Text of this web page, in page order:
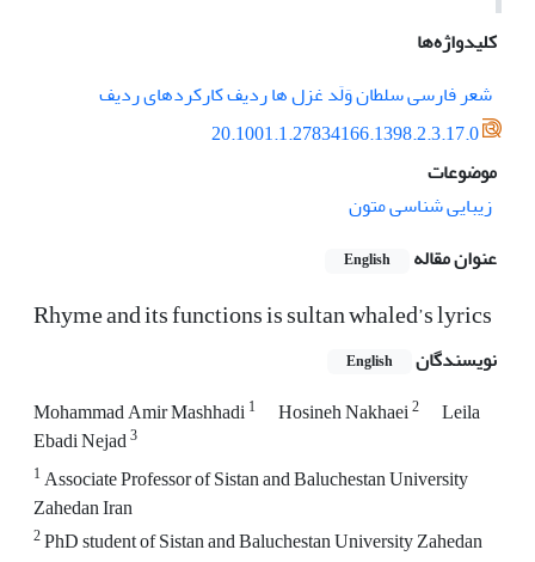
کلیدواژه‌ها
شعر فارسی سلطان وَلَد غزل ها ردیف کارکردهای ردیف
20.1001.1.27834166.1398.2.3.17.0
موضوعات
زیبایی شناسی متون
عنوان مقاله
English
Rhyme and its functions is sultan whaled’s lyrics
نویسندگان English
Mohammad Amir Mashhadi1 Hosineh Nakhaei2
Leila
Ebadi Nejad3
1Associate Professor of Sistan and Baluchestan University
Zahedan Iran
2PhD student of Sistan and Baluchestan University Zahedan